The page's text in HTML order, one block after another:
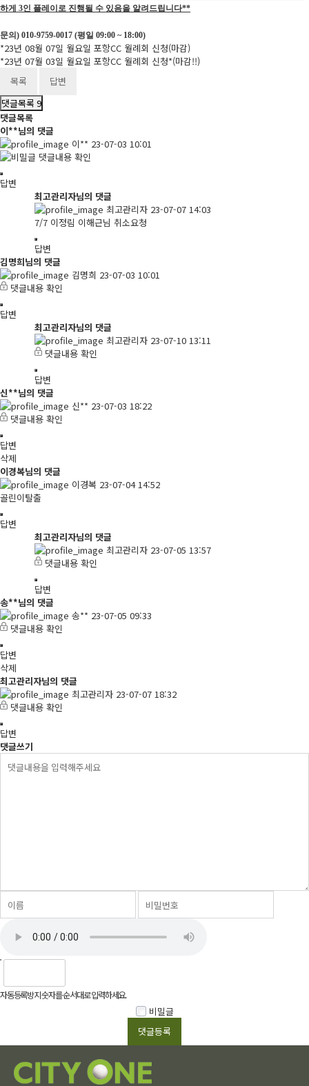
하게 3인 플레이로 진행될 수 있음을 알려드립니다**
문의) 010-9759-0017 (평일 09:00 ~ 18:00)
*23년 08월 07일 월요일 포항CC 월례회 신청(마감)
*23년 07월 03일 월요일 포항CC 월례회 신청*(마감!!)
목록
답변
댓글목록 9
댓글목록
이**님의 댓글
이** 23-07-03 10:01
댓글내용 확인
답변
최고관리자님의 댓글
최고관리자 23-07-07 14:03
7/7 이정림 이해근님 취소요청
답변
김명희님의 댓글
김명희 23-07-03 10:01
댓글내용 확인
답변
최고관리자님의 댓글
최고관리자 23-07-10 13:11
댓글내용 확인
답변
신**님의 댓글
신** 23-07-03 18:22
댓글내용 확인
답변
삭제
이경복님의 댓글
이경복 23-07-04 14:52
골린이탈출
답변
최고관리자님의 댓글
최고관리자 23-07-05 13:57
댓글내용 확인
답변
송**님의 댓글
송** 23-07-05 09:33
댓글내용 확인
답변
삭제
최고관리자님의 댓글
최고관리자 23-07-07 18:32
댓글내용 확인
답변
댓글쓰기
자동등록방지 숫자를 순서대로 입력하세요.
비밀글